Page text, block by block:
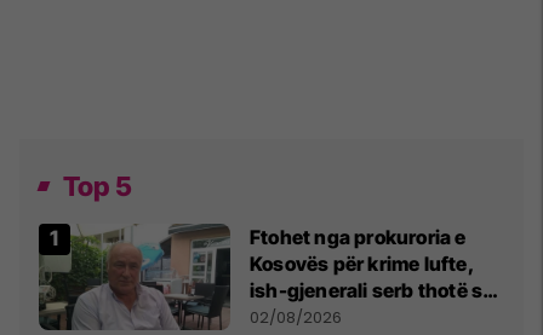
Top 5
Ftohet nga prokuroria e
Kosovës për krime lufte,
ish-gjenerali serb thotë se
dikush e tradhtoi në
02/08/2026